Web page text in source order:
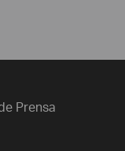
Prensa